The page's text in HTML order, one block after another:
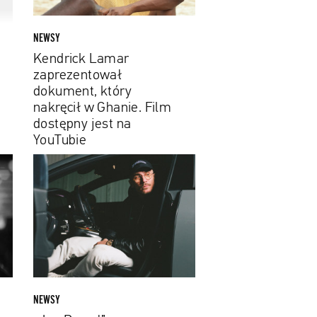
Ghanie.
Film
dostępny
jest
na
YouTubie
NEWSY
Kendrick Lamar
zaprezentował
dokument, który
nakręcił w Ghanie. Film
dostępny jest na
YouTubie
„Jan
Paweł”
z
Ursynowa.
powraca
nową
muzyką
NEWSY